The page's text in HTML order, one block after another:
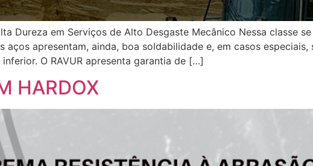
Dureza em Serviços de Alto Desgaste Mecânico Nessa classe
aços apresentam, ainda, boa soldabilidade e, em casos
O RAVUR apresenta garantia de […]
HARDOX